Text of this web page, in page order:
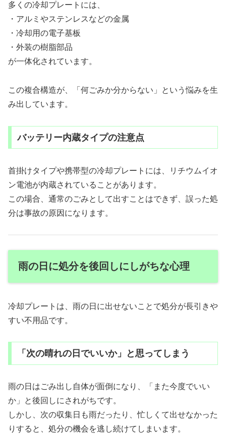
多くの冷却プレートには、
・アルミやステンレスなどの金属
・冷却用の電子基板
・外装の樹脂部品
が一体化されています。
この複合構造が、「何ごみか分からない」という悩みを生
み出しています。
バッテリー内蔵タイプの注意点
首掛けタイプや携帯型の冷却プレートには、リチウムイオ
ン電池が内蔵されていることがあります。
この場合、通常のごみとして出すことはできず、誤った処
分は事故の原因になります。
雨の日に処分を後回しにしがちな心理
冷却プレートは、雨の日に出せないことで処分が長引きや
すい不用品です。
「次の晴れの日でいいか」と思ってしまう
雨の日はごみ出し自体が面倒になり、「また今度でいい
か」と後回しにされがちです。
しかし、次の収集日も雨だったり、忙しくて出せなかった
りすると、処分の機会を逃し続けてしまいます。